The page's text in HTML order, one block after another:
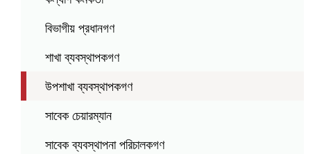
বিভাগীয় প্রধানগণ
শাখা ব্যবস্থাপকগণ
উপশাখা ব্যবস্থাপকগণ
সাবেক চেয়ারম্যান
সাবেক ব্যবস্থাপনা পরিচালকগণ